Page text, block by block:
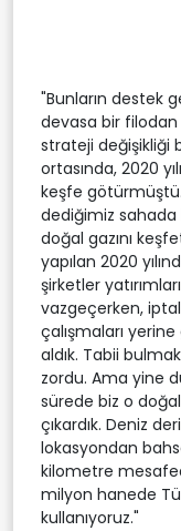
"Bunların destek
devasa bir filodan
strateji değişikliği
ortasında, 2020
keşfe götürmüştü.
dediğimiz
doğal gazını
yapılan 2020
şirketler
vazgeçerken, iptal
çalışmaları
aldık. Tabii
zordu. Ama yine
sürede biz o
çıkardık. Deniz
lokasyondan
kilometre
milyon hanede
kullanıyoruz."